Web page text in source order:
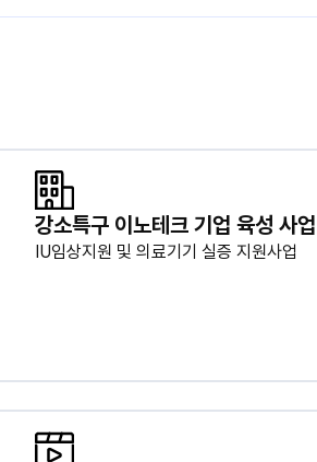
강소특구 이노테크 기업 육성 사업
IU임상지원 및 의료기기 실증 지원사업